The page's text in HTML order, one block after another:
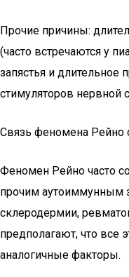
Прочие причины:
(часто встречаются у
запястья и длительное
стимуляторов нервной
Связь феномена
Феномен Рейно часто
прочим аутоиммунным
склеродермии,
предполагают, что все
аналогичные факторы.